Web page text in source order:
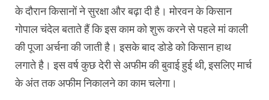
के दौरान किसानों ने सुरक्षा और बढ़ा दी है। मोरवन के किसान
गोपाल चंदेल बताते हैं कि इस काम को शुरू करने से पहले मां काली
की पूजा अर्चना की जाती है। इसके बाद डोडे को किसान हाथ
लगाते है। इस वर्ष कुछ देरी से अफीम की बुवाई हुई थी, इसलिए मार्च
के अंत तक अफीम निकालने का काम चलेगा।